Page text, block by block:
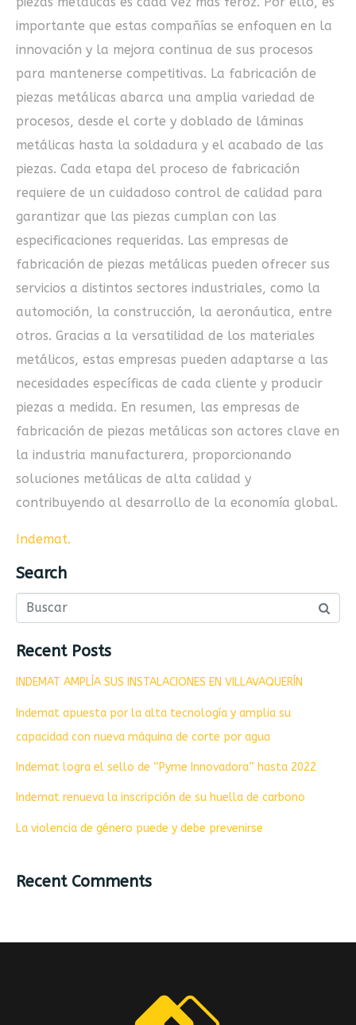
importante que estas compañías se enfoquen en la
innovación y la mejora continua de sus procesos
para mantenerse competitivas. La fabricación de
piezas metálicas abarca una amplia variedad de
procesos, desde el corte y doblado de láminas
metálicas hasta la soldadura y el acabado de las
piezas. Cada etapa del proceso de fabricación
requiere de un cuidadoso control de calidad para
garantizar que las piezas cumplan con las
especificaciones requeridas. Las empresas de
fabricación de piezas metálicas pueden ofrecer sus
servicios a distintos sectores industriales, como la
automoción, la construcción, la aeronáutica, entre
otros. Gracias a la versatilidad de los materiales
metálicos, estas empresas pueden adaptarse a las
necesidades específicas de cada cliente y producir
piezas a medida. En resumen, las empresas de
fabricación de piezas metálicas son actores clave en
la industria manufacturera, proporcionando
soluciones metálicas de alta calidad y
contribuyendo al desarrollo de la economía global.
Indemat.
Search
Recent Posts
INDEMAT AMPLÍA SUS INSTALACIONES EN VILLAVAQUERÍN
Indemat apuesta por la alta tecnología y amplia su
capacidad con nueva máquina de corte por agua
Indemat logra el sello de “Pyme Innovadora” hasta 2022
Indemat renueva la inscripción de su huella de carbono
La violencia de género puede y debe prevenirse
Recent Comments